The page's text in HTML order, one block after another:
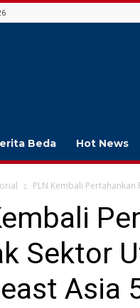
Beda Hot News
PLN Kembali
Sektor
Asia